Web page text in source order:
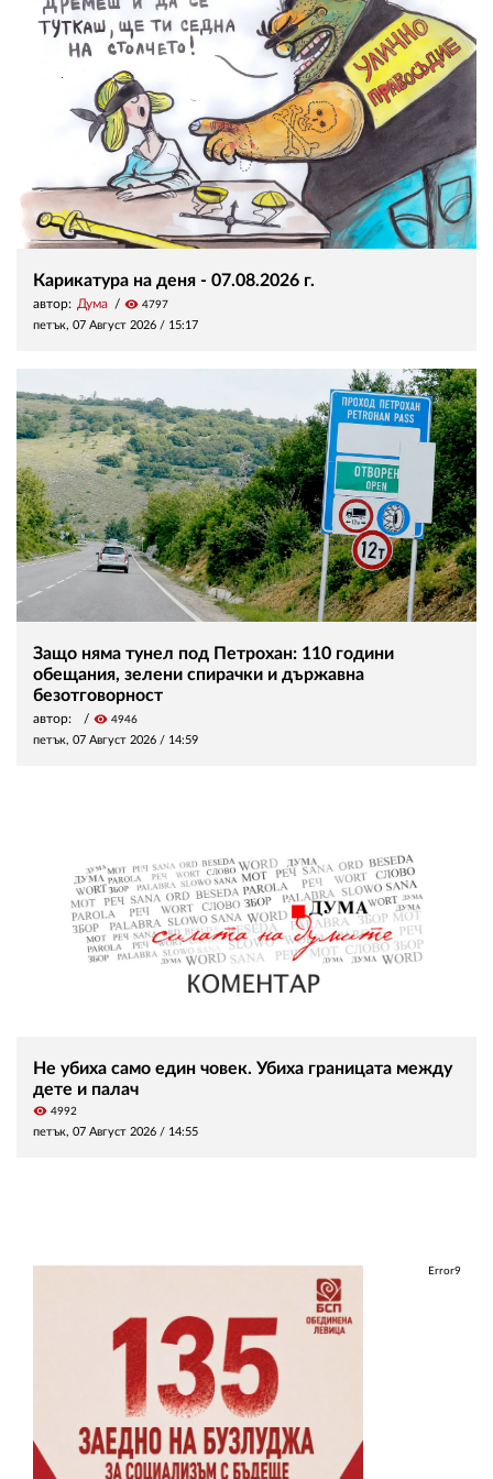
Карикатура на деня - 07.08.2026 г.
автор: Дума visibility 4797
петък, 07 Август 2026 / 15:17
Защо няма тунел под Петрохан: 110 години
обещания, зелени спирачки и държавна
безотговорност
автор: visibility 4946
петък, 07 Август 2026 / 14:59
Не убиха само един човек. Убиха границата между
дете и палач
visibility 4992
петък, 07 Август 2026 / 14:55
Error9